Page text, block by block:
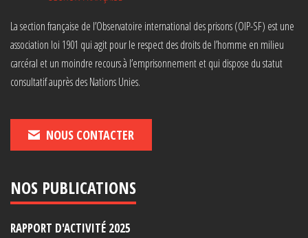
La section française de l’Observatoire international des prisons (OIP-SF) est une
association loi 1901 qui agit pour le respect des droits de l’homme en milieu
carcéral et un moindre recours à l’emprisonnement et qui dispose du statut
consultatif auprès des Nations Unies.
NOUS CONTACTER
NOS PUBLICATIONS
RAPPORT D'ACTIVITÉ 2025